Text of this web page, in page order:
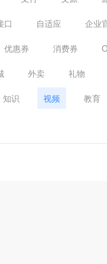
口 自适应 企业
优惠券 消费券
外卖 礼物
知识 视频 教育